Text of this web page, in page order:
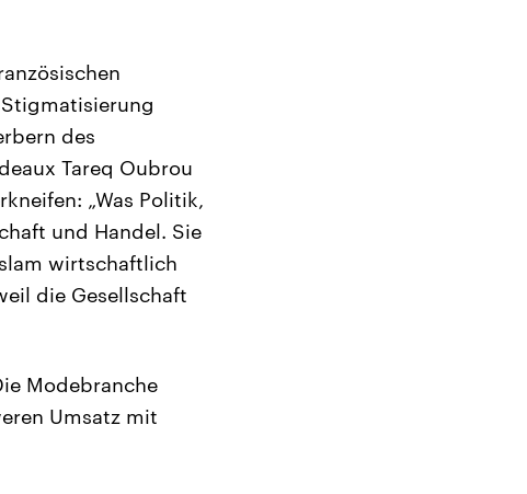
des
Tareq Oubrou
„Was Politik,
und Handel. Sie
wirtschaftlich
die Gesellschaft
Modebranche
Umsatz mit